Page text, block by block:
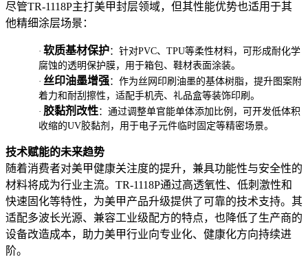
尽管TR-1118P主打美甲封层领域，但其性能优势也适用于其
他精细涂层场景：
· 软质基材保护：针对PVC、TPU等柔性材料，可形成耐化学
腐蚀的透明保护膜，用于箱包、鞋材表面涂装。
· 丝印油墨增强：作为丝网印刷油墨的基体树脂，提升图案附
着力和耐刮擦性，适配手机壳、礼品盒等装饰印刷。
· 胶黏剂改性：通过调整单官能单体添加比例，可开发低体积
收缩的UV胶黏剂，用于电子元件临时固定等精密场景。
技术赋能的未来趋势
随着消费者对美甲健康关注度的提升，兼具功能性与安全性的
材料将成为行业主流。TR-1118P通过高透氧性、低刺激性和
快速固化等特性，为美甲产品升级提供了可靠的技术支持。其
适配多波长光源、兼容工业级配方的特点，也降低了生产商的
设备改造成本，助力美甲行业向专业化、健康化方向持续进
阶。